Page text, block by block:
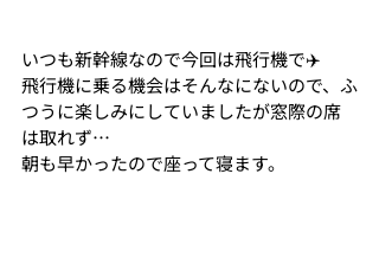
いつも新幹線なので今回は飛行機で✈️
飛行機に乗る機会はそんなにないので、ふ
つうに楽しみにしていましたが窓際の席
は取れず…
朝も早かったので座って寝ます。